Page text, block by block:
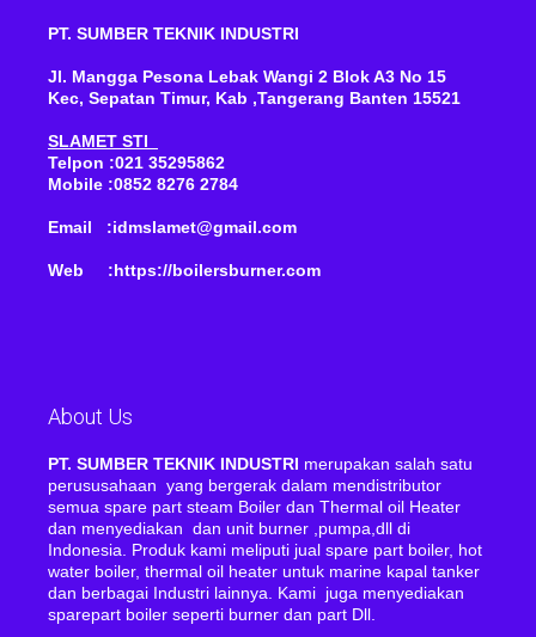
PT. SUMBER TEKNIK INDUSTRI
Jl. Mangga Pesona Lebak Wangi 2 Blok A3 No 15
Kec, Sepatan Timur, Kab ,Tangerang Banten 15521
SLAMET STI
Telpon :021 35295862
Mobile :0852 8276 2784
Email :idmslamet@gmail.com
Web :https://boilersburner.com
About Us
PT. SUMBER TEKNIK INDUSTRI merupakan salah satu
perususahaan yang bergerak dalam mendistributor
semua spare part steam Boiler dan Thermal oil Heater
dan menyediakan dan unit burner ,pumpa,dll di
Indonesia. Produk kami meliputi jual spare part boiler, hot
water boiler, thermal oil heater untuk marine kapal tanker
dan berbagai Industri lainnya. Kami juga menyediakan
sparepart boiler seperti burner dan part Dll.